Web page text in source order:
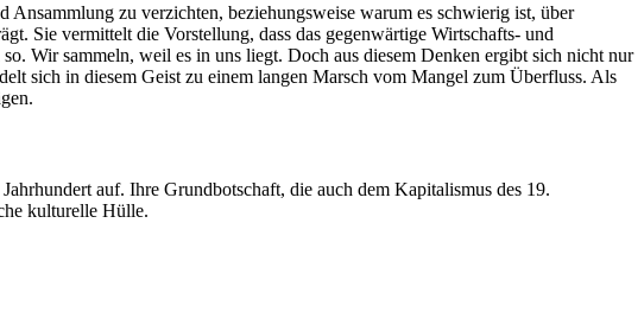
zu verzichten, beziehungsweise warum es schwierig ist, über
Sie vermittelt die Vorstellung, dass das gegenwärtige Wirtschafts- und
Wir sammeln, weil es in uns liegt. Doch aus diesem Denken ergibt sich nicht nur
sich in diesem Geist zu einem langen Marsch vom Mangel zum Überfluss. Als
auf. Ihre Grundbotschaft, die auch dem Kapitalismus des 19.
kulturelle Hülle.